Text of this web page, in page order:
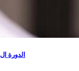
الدورة ال36 للمؤتمر الوطني لفنيي البيولوجيا والبيولوجيا الطبية